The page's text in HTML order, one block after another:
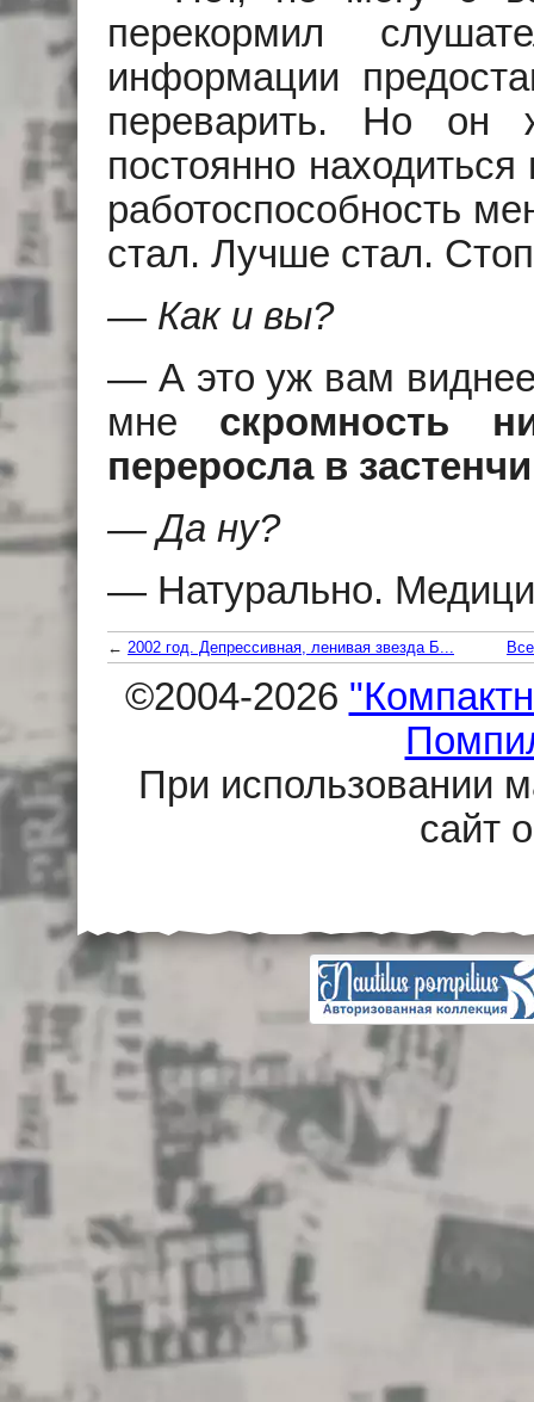
перекормил
информации
переварить. Hо он
постоянно
работоспособность
стал. Лучше стал.
— Как и вы?
— А это уж вам
мне скромность
переросла в
— Да ну?
— Hатурально.
← 2002 год. Депрессивная, ленивая звезда Б...
©2004-2026
При использовании
сайт